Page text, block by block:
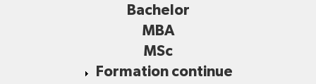
Bachelor
MBA
MSc
Formation continue